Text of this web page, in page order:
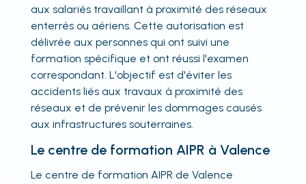
aux salariés travaillant à proximité des réseaux
enterrés ou aériens. Cette autorisation est
délivrée aux personnes qui ont suivi une
formation spécifique et ont réussi l'examen
correspondant. L'objectif est d'éviter les
accidents liés aux travaux à proximité des
réseaux et de prévenir les dommages causés
aux infrastructures souterraines.
Le centre de formation AIPR à Valence
Le centre de formation AIPR de Valence